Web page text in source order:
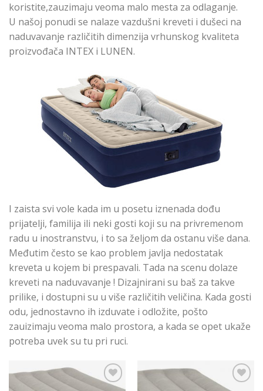
koristite,zauzimaju veoma malo mesta za odlaganje.
U našoj ponudi se nalaze vazdušni kreveti i dušeci na
naduvavanje različitih dimenzija vrhunskog kvaliteta
proizvođača INTEX i LUNEN.
I zaista svi vole kada im u posetu iznenada dođu
prijatelji, familija ili neki gosti koji su na privremenom
radu u inostranstvu, i to sa željom da ostanu više dana.
Međutim često se kao problem javlja nedostatak
kreveta u kojem bi prespavali. Tada na scenu dolaze
kreveti na naduvavanje ! Dizajnirani su baš za takve
prilike, i dostupni su u više različitih veličina. Kada gosti
odu, jednostavno ih izduvate i odložite, pošto
zauizimaju veoma malo prostora, a kada se opet ukaže
potreba uvek su tu pri ruci.